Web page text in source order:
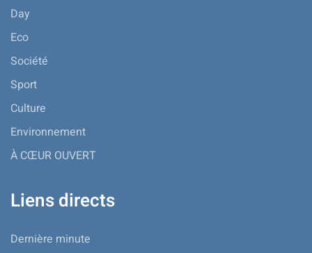
Day
Eco
Société
Sport
Culture
Environnement
À CŒUR OUVERT
Liens directs
Dernière minute